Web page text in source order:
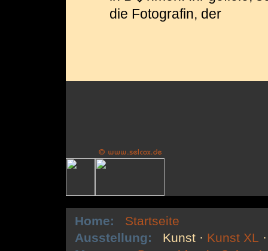
die Fotografin, der
Home:
Startseite
Ausstellung:
Kunst · Kunst XL